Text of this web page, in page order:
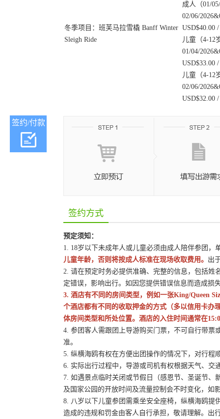
冬季项目：班芙马拉雪橇 Banff Winter
Sleigh Ride
成人（01/
02/06/
USD$40.00
儿童（4-12
01/04/
USD$33.00
儿童（4-12
02/06/
USD$32.00
签约/付款
签约方式
预定须知：
1. 18岁以下未成年人或儿童必须由成人陪伴参团
儿童年龄，否则将按成人标准在现场收取费用。 出
2. 请在预定时务必提供准确、完整的信息，包括
定错误，影响出行。如因您提供错误信息而造成损
3. 酒店有不同的房间类型，例如一张King/Queen
个酒店都有不同的收取押金的方式（多以信用卡办
体房间类型和所处位置。酒店的入住时间通常在
4. 参团客人需跟团上导游购买门票，不可自行带票
准。
5. 纵横海鸥有权在方便出团操作的情况下，对行
6. 实际出行过程中，导游或司机有权根据天气、
7. 如遇景点临时关闭或节假日（感恩节、圣诞节
及国家公园的开放时间及流量控制会不时变化，如
8. 八岁以下儿童参团需乘坐安全座椅，纵横海鸥提
造成的违规和罚金由客人自行承担，敬请理解。出